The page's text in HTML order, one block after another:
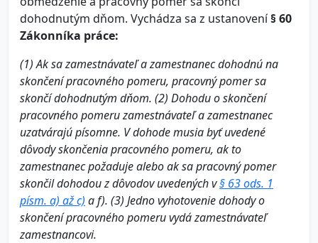
dohodnutým dňom. Vychádza sa z ustanovení§ 60
Zákonníka práce:
(1)Ak sa zamestnávateľ a zamestnanec dohodnú na
skončení pracovného pomeru, pracovný pomer sa
skončí dohodnutým dňom. (2) Dohodu o skončení
pracovného pomeru zamestnávateľ a zamestnanec
uzatvárajú písomne. V dohode musia byť uvedené
dôvody skončenia pracovného pomeru, ak to
zamestnanec požaduje alebo ak sa pracovný pomer
skončil dohodou z dôvodov uvedených v§ 63 ods. 1
písm. a) až c) a f). (3) Jedno vyhotovenie dohody o
skončení pracovného pomeru vydá zamestnávateľ
zamestnancovi.